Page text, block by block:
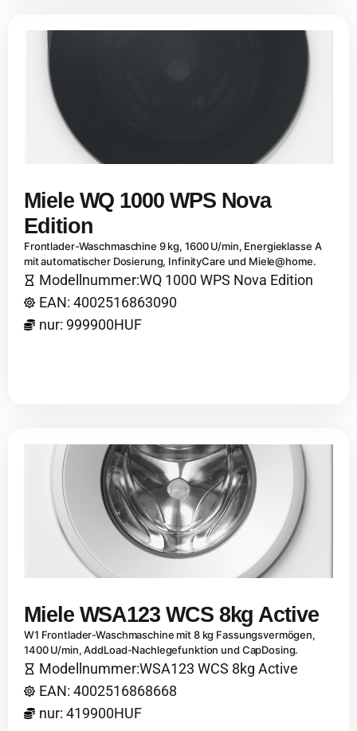
Miele WQ 1000 WPS Nova
Edition
Frontlader-Waschmaschine 9 kg, 1600 U/min, Energieklasse A
mit automatischer Dosierung, InfinityCare und Miele@home.
Modellnummer:WQ 1000 WPS Nova Edition
EAN: 4002516863090
nur: 999900HUF
Miele WSA123 WCS 8kg Active
W1 Frontlader-Waschmaschine mit 8 kg Fassungsvermögen,
1400 U/min, AddLoad-Nachlegefunktion und CapDosing.
Modellnummer:WSA123 WCS 8kg Active
EAN: 4002516868668
nur: 419900HUF